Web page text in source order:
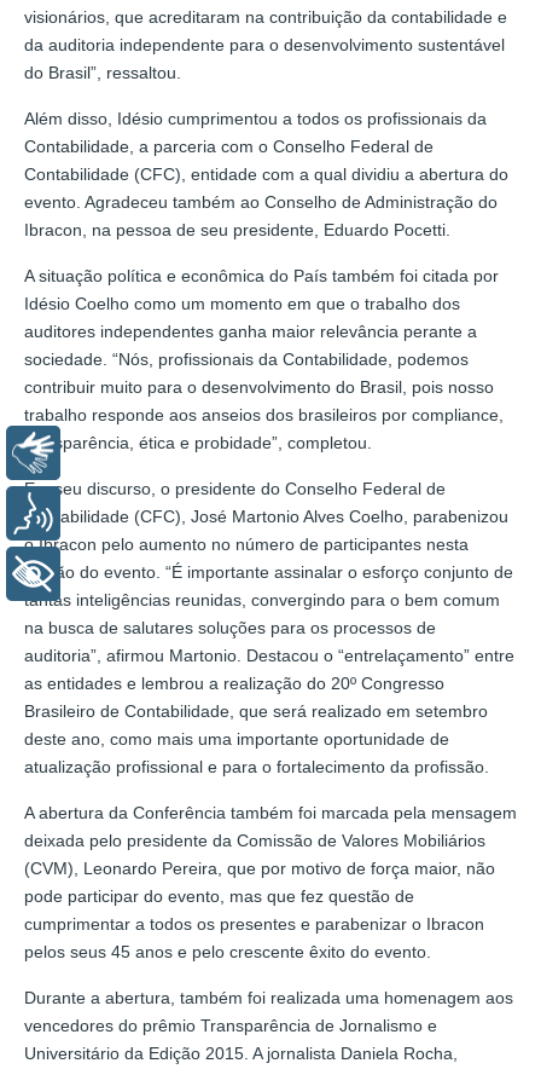
visionários, que acreditaram na contribuição da contabilidade e
da auditoria independente para o desenvolvimento sustentável
do Brasil”, ressaltou.
Além disso, Idésio cumprimentou a todos os profissionais da
Contabilidade, a parceria com o Conselho Federal de
Contabilidade (CFC), entidade com a qual dividiu a abertura do
evento. Agradeceu também ao Conselho de Administração do
Ibracon, na pessoa de seu presidente, Eduardo Pocetti.
A situação política e econômica do País também foi citada por
Idésio Coelho como um momento em que o trabalho dos
auditores independentes ganha maior relevância perante a
sociedade. “Nós, profissionais da Contabilidade, podemos
contribuir muito para o desenvolvimento do Brasil, pois nosso
trabalho responde aos anseios dos brasileiros por compliance,
transparência, ética e probidade”, completou.
Em seu discurso, o presidente do Conselho Federal de
Contabilidade (CFC), José Martonio Alves Coelho, parabenizou
o Ibracon pelo aumento no número de participantes nesta
edição do evento. “É importante assinalar o esforço conjunto de
tantas inteligências reunidas, convergindo para o bem comum
na busca de salutares soluções para os processos de
auditoria”, afirmou Martonio. Destacou o “entrelaçamento” entre
as entidades e lembrou a realização do 20º Congresso
Brasileiro de Contabilidade, que será realizado em setembro
deste ano, como mais uma importante oportunidade de
atualização profissional e para o fortalecimento da profissão.
A abertura da Conferência também foi marcada pela mensagem
deixada pelo presidente da Comissão de Valores Mobiliários
(CVM), Leonardo Pereira, que por motivo de força maior, não
pode participar do evento, mas que fez questão de
cumprimentar a todos os presentes e parabenizar o Ibracon
pelos seus 45 anos e pelo crescente êxito do evento.
Durante a abertura, também foi realizada uma homenagem aos
vencedores do prêmio Transparência de Jornalismo e
Universitário da Edição 2015. A jornalista Daniela Rocha,
Libras
Voz
+ Acessibilidade